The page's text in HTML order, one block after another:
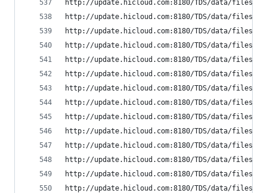
http://update.hicloud.com:8180/TDS/data/files/p9/
http://update.hicloud.com:8180/TDS/data/files/p9/
http://update.hicloud.com:8180/TDS/data/files/p9/
http://update.hicloud.com:8180/TDS/data/files/p9/
http://update.hicloud.com:8180/TDS/data/files/p9/
http://update.hicloud.com:8180/TDS/data/files/p9/
http://update.hicloud.com:8180/TDS/data/files/p9/
http://update.hicloud.com:8180/TDS/data/files/p9/
http://update.hicloud.com:8180/TDS/data/files/p9/
http://update.hicloud.com:8180/TDS/data/files/p9/
http://update.hicloud.com:8180/TDS/data/files/p9/
http://update.hicloud.com:8180/TDS/data/files/p9/
http://update.hicloud.com:8180/TDS/data/files/p9/
http://update.hicloud.com:8180/TDS/data/files/p9/